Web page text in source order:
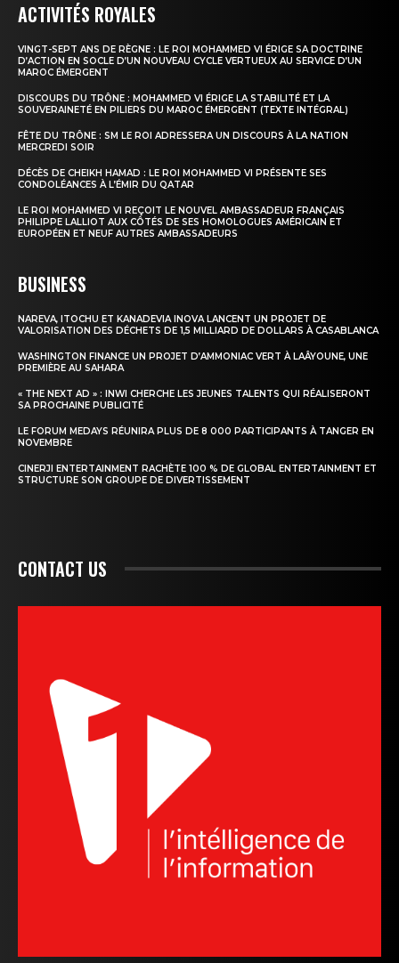
S'ABONNER MAINTENANT
Insight Publications
À propos
Formules d’abonnement
Mon compte
ACTIVITÉS ROYALES
VINGT-SEPT ANS DE RÈGNE : LE ROI MOHAMMED VI ÉRIGE SA DOCTRINE
D’ACTION EN SOCLE D’UN NOUVEAU CYCLE VERTUEUX AU SERVICE D’UN
MAROC ÉMERGENT
DISCOURS DU TRÔNE : MOHAMMED VI ÉRIGE LA STABILITÉ ET LA
SOUVERAINETÉ EN PILIERS DU MAROC ÉMERGENT (TEXTE INTÉGRAL)
FÊTE DU TRÔNE : SM LE ROI ADRESSERA UN DISCOURS À LA NATION
MERCREDI SOIR
DÉCÈS DE CHEIKH HAMAD : LE ROI MOHAMMED VI PRÉSENTE SES
CONDOLÉANCES À L’ÉMIR DU QATAR
LE ROI MOHAMMED VI REÇOIT LE NOUVEL AMBASSADEUR FRANÇAIS
PHILIPPE LALLIOT AUX CÔTÉS DE SES HOMOLOGUES AMÉRICAIN ET
EUROPÉEN ET NEUF AUTRES AMBASSADEURS
BUSINESS
NAREVA, ITOCHU ET KANADEVIA INOVA LANCENT UN PROJET DE
VALORISATION DES DÉCHETS DE 1,5 MILLIARD DE DOLLARS À CASABLANCA
WASHINGTON FINANCE UN PROJET D’AMMONIAC VERT À LAÂYOUNE, UNE
PREMIÈRE AU SAHARA
« THE NEXT AD » : INWI CHERCHE LES JEUNES TALENTS QUI RÉALISERONT
SA PROCHAINE PUBLICITÉ
LE FORUM MEDAYS RÉUNIRA PLUS DE 8 000 PARTICIPANTS À TANGER EN
NOVEMBRE
CINERJI ENTERTAINMENT RACHÈTE 100 % DE GLOBAL ENTERTAINMENT ET
STRUCTURE SON GROUPE DE DIVERTISSEMENT
CONTACT US